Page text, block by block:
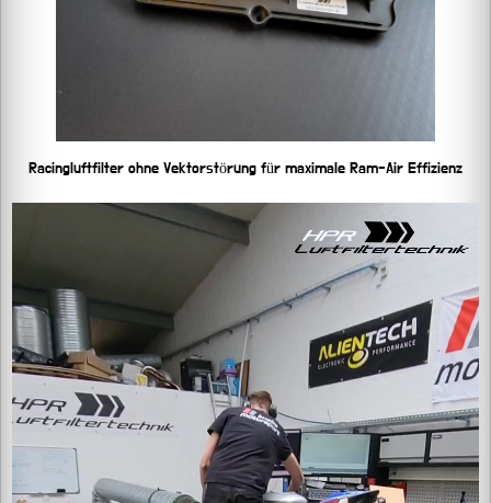
Racingluftfilter ohne Vektorstörung für maximale Ram-Air Effizienz